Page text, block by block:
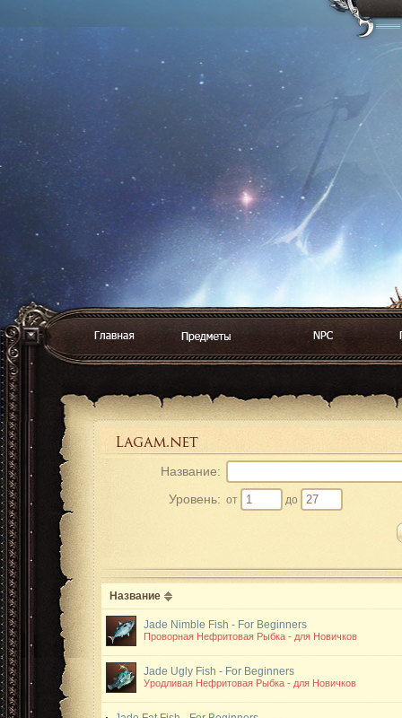
Название:
Уровень: от до
Название
Jade Nimble Fish - For Beginners
Проворная Нефритовая Рыбка - для Новичков
Jade Ugly Fish - For Beginners
Уродливая Нефритовая Рыбка - для Новичков